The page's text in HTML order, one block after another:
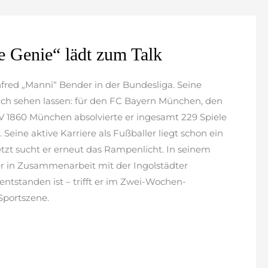
Genie“ lädt zum Talk
„Manni“ Bender in der Bundesliga. Seine
sehen lassen: für den FC Bayern München, den
1860 München absolvierte er ingesamt 229 Spiele
Seine aktive Karriere als Fußballer liegt schon ein
sucht er erneut das Rampenlicht. In seinem
in Zusammenarbeit mit der Ingolstädter
ist – trifft er im Zwei-Wochen-